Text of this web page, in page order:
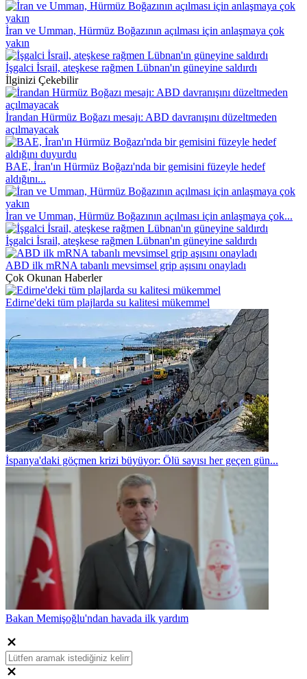
İran ve Umman, Hürmüz Boğazının açılması için anlaşmaya çok
yakın
İşgalci İsrail, ateşkese rağmen Lübnan'ın güneyine saldırdı
İlginizi Çekebilir
İrandan Hürmüz Boğazı mesajı: ABD davranışını düzeltmeden
açılmayacak
BAE, İran'ın Hürmüz Boğazı'nda bir gemisini füzeyle hedef
aldığını...
İran ve Umman, Hürmüz Boğazının açılması için anlaşmaya çok...
İşgalci İsrail, ateşkese rağmen Lübnan'ın güneyine saldırdı
ABD ilk mRNA tabanlı mevsimsel grip aşısını onayladı
Çok Okunan Haberler
Edirne'deki tüm plajlarda su kalitesi mükemmel
İspanya'daki göçmen krizi büyüyor: Ölü sayısı her geçen gün...
Bakan Memişoğlu'ndan havada ilk yardım